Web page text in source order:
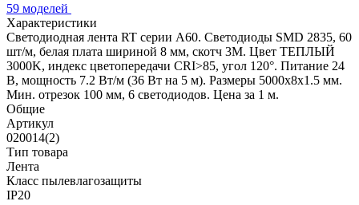
59 моделей
Характеристики
Светодиодная лента RT серии A60. Светодиоды SMD 2835, 60
шт/м, белая плата шириной 8 мм, скотч 3M. Цвет ТЕПЛЫЙ
3000K, индекс цветопередачи CRI>85, угол 120°. Питание 24
В, мощность 7.2 Вт/м (36 Вт на 5 м). Размеры 5000x8x1.5 мм.
Мин. отрезок 100 мм, 6 светодиодов. Цена за 1 м.
Общие
Артикул
020014(2)
Тип товара
Лента
Класс пылевлагозащиты
IP20